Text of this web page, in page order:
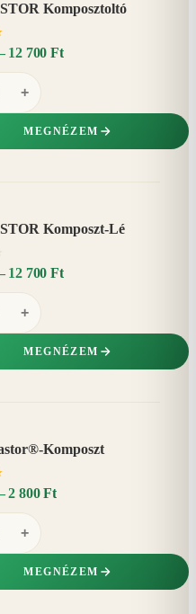
Komposztoltó
12 700 Ft
+
MEGNÉZEM
Komposzt-Lé
12 700 Ft
+
MEGNÉZEM
Komposzt
2 800 Ft
+
MEGNÉZEM